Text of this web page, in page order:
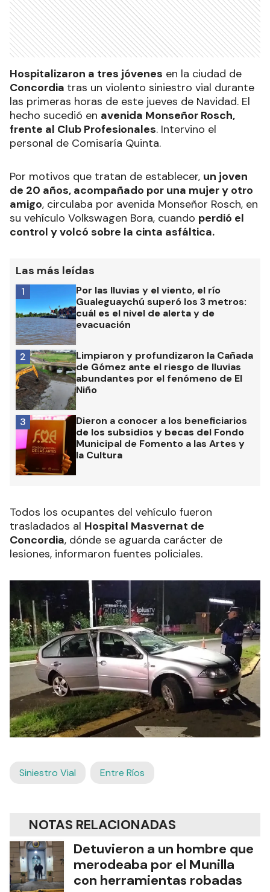
Hospitalizaron a tres jóvenes en la ciudad de
Concordia tras un violento siniestro vial durante
las primeras horas de este jueves de Navidad. El
hecho sucedió en avenida Monseñor Rosch,
frente al Club Profesionales. Intervino el
personal de Comisaría Quinta.
Por motivos que tratan de establecer, un joven
de 20 años, acompañado por una mujer y otro
amigo, circulaba por avenida Monseñor Rosch, en
su vehículo Volkswagen Bora, cuando perdió el
control y volcó sobre la cinta asfáltica.
Las más leídas
Por las lluvias y el viento, el río
Gualeguaychú superó los 3 metros:
cuál es el nivel de alerta y de
evacuación
1
Limpiaron y profundizaron la Cañada
de Gómez ante el riesgo de lluvias
abundantes por el fenómeno de El
Niño
2
Dieron a conocer a los beneficiarios
de los subsidios y becas del Fondo
Municipal de Fomento a las Artes y
la Cultura
3
Todos los ocupantes del vehículo fueron
trasladados al Hospital Masvernat de
Concordia, dónde se aguarda carácter de
lesiones, informaron fuentes policiales.
Siniestro Vial Entre Ríos
NOTAS RELACIONADAS
Detuvieron a un hombre que
merodeaba por el Munilla
con herramientas robadas